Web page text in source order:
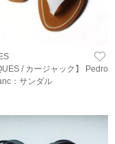
/ カージャック】 Pedro
：サンダル